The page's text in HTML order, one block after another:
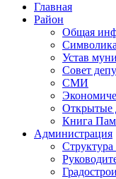
Главная
Район
Общая
Символика
Устав
Совет
СМИ
Открытые
Книга
Администрация